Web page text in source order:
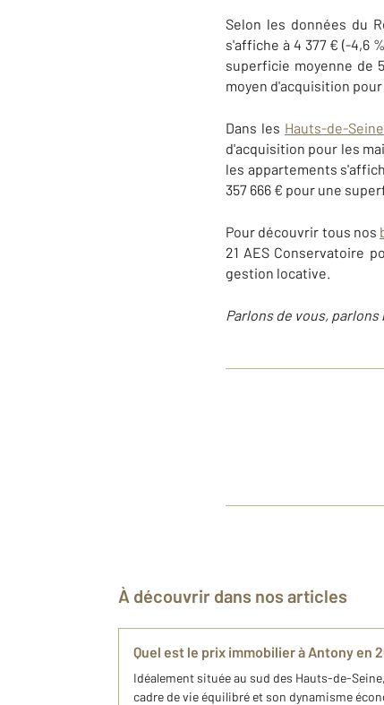
Selon les données du
s'affiche à 4 377 € (-4,6
superficie moyenne de
moyen d'acquisition pour
Dans les Hauts-de-Seine
d'acquisition pour les
les appartements
357 666 € pour une
Pour découvrir tous nos
21 AES Conservatoire
gestion locative.
Parlons de vous, parlons
À découvrir dans nos articles
Quel est le prix immobilier à Antony en
Idéalement située au sud des Hauts-de-
cadre de vie équilibré et son dynamisme